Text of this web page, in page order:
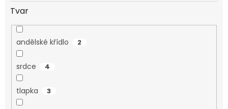
Tvar
andělské křídlo 2
srdce 4
tlapka 3